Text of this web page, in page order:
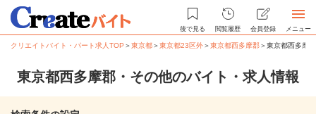
後で見る 閲覧履歴 会員登録 メニュー
クリエイトバイト・パート求人TOP ＞東京都＞東京都23区外＞東京都西多摩郡＞東京都西多摩
東京都西多摩郡・その他のバイト・求人情報